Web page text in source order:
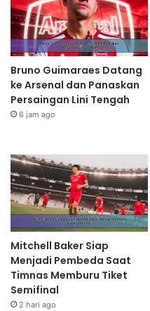
Bruno Guimaraes Datang
ke Arsenal dan Panaskan
Persaingan Lini Tengah
6 jam ago
Mitchell Baker Siap
Menjadi Pembeda Saat
Timnas Memburu Tiket
Semifinal
2 hari ago